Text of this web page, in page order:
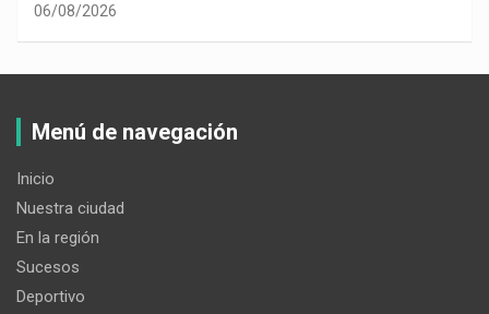
06/08/2026
Menú de navegación
Inicio
Nuestra ciudad
En la región
Sucesos
Deportivo